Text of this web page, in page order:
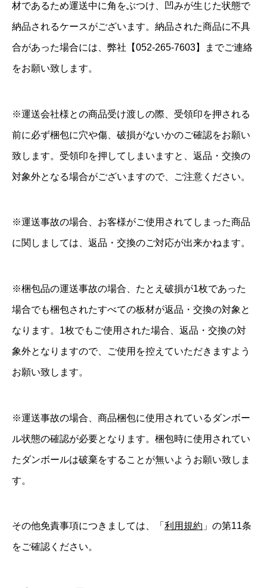
材であるため運送中に角をぶつけ、凹みが生じた状態で
納品されるケースがございます。納品された商品に不具
合があった場合には、弊社【052-265-7603】までご連絡
をお願い致します。
※運送会社様との商品受け渡しの際、受領印を押される
前に必ず梱包に穴や傷、破損がないかのご確認をお願い
致します。受領印を押してしまいますと、返品・交換の
対象外となる場合がございますので、ご注意ください。
※運送事故の場合、お客様がご使用されてしまった商品
に関しましては、返品・交換のご対応が出来かねます。
※梱包品の運送事故の場合、たとえ破損が1枚であった
場合でも梱包されたすべての板材が返品・交換の対象と
なります。1枚でもご使用された場合、返品・交換の対
象外となりますので、ご使用を控えていただきますよう
お願い致します。
※運送事故の場合、商品梱包に使用されているダンボー
ル状態の確認が必要となります。梱包時に使用されてい
たダンボールは破棄をすることが無いようお願い致しま
す。
その他免責事項につきましては、「 利用規約 」の第11条
をご確認ください。